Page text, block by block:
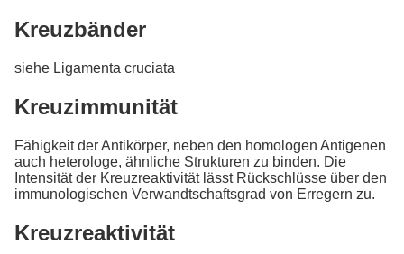
Kreuzbänder
siehe Ligamenta cruciata
Kreuzimmunität
Fähigkeit der Antikörper, neben den homologen Antigenen
auch heterologe, ähnliche Strukturen zu binden. Die
Intensität der Kreuzreaktivität lässt Rückschlüsse über den
immunologischen Verwandtschaftsgrad von Erregern zu.
Kreuzreaktivität